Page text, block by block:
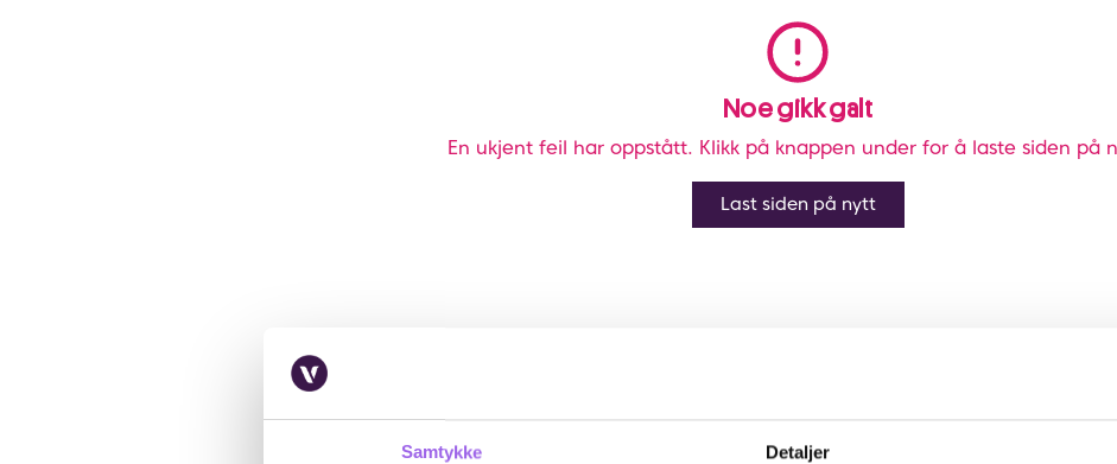
Samtykke Detaljer
Noe gikk galt
En ukjent feil har oppstått. Klikk på knappen under for å laste siden på
Last siden på nytt